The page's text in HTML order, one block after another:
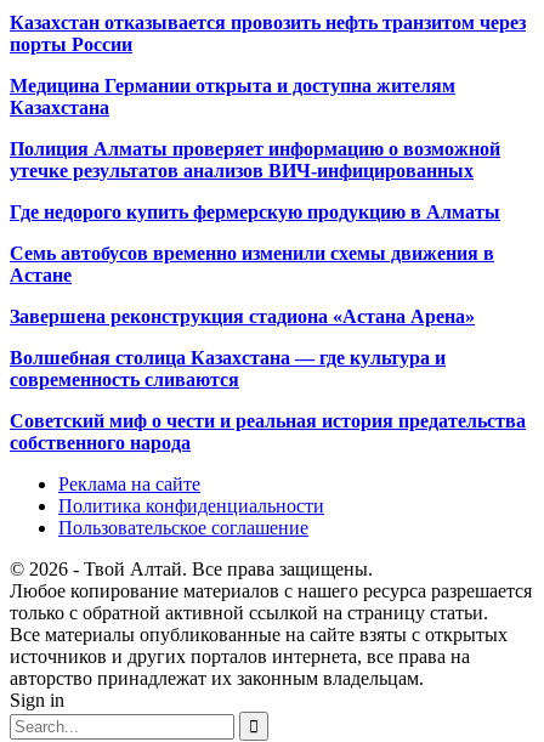
Казахстан отказывается провозить нефть транзитом через
порты России
Медицина Германии открыта и доступна жителям
Казахстана
Полиция Алматы проверяет информацию о возможной
утечке результатов анализов ВИЧ-инфицированных
Где недорого купить фермерскую продукцию в Алматы
Семь автобусов временно изменили схемы движения в
Астане
Завершена реконструкция стадиона «Астана Арена»
Волшебная столица Казахстана — где культура и
современность сливаются
Советский миф о чести и реальная история предательства
собственного народа
Реклама на сайте
Политика конфиденциальности
Пользовательское соглашение
© 2026 - Твой Алтай. Все права защищены.
Любое копирование материалов с нашего ресурса разрешается
только с обратной активной ссылкой на страницу статьи.
Все материалы опубликованные на сайте взяты с открытых
источников и других порталов интернета, все права на
авторство принадлежат их законным владельцам.
Sign in